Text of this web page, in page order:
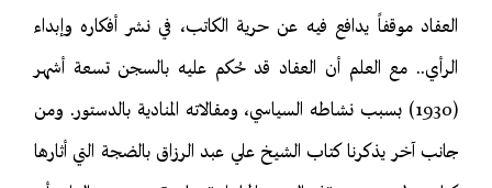
العقاد موقفاً يدافع فيه عن حرية الكاتب، في نشر أفكاره وإبداء
الرأي.. مع العلم أن العقاد قد حُكم عليه بالسجن تسعة أشهر
(1930) بسبب نشاطه السياسي، ومقالاته المنادية بالدستور. ومن
جانب آخر يذكرنا كتاب الشيخ علي عبد الرزاق بالضجة التي أثارها